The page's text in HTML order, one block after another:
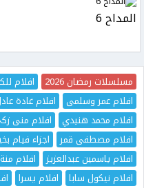
المداح 6
مسلسلات رمضان 2026 افلام
افلام عمر وسلمى
افلام غادة
افلام محمد هنيدي
افلام منى
افلام مصطفى قمر
اجزاء فيام
افلام ياسمين عبدالعزيز
افلام
افلام نيكول سابا
افلام يسرا